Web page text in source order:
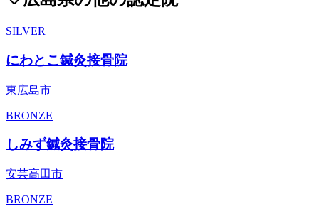
SILVER
にわとこ鍼灸接骨院
東広島市
BRONZE
しみず鍼灸接骨院
安芸高田市
BRONZE